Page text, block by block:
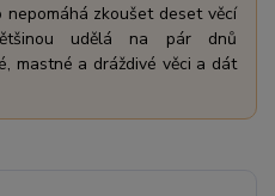
zkoušet deset věcí
udělá na pár dnů
mastné a dráždivé věci a dát